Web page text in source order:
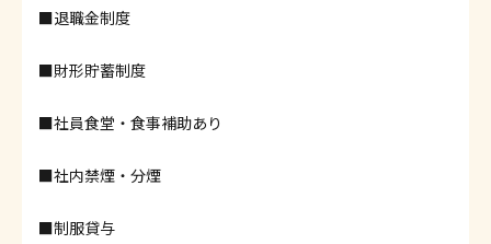
■退職金制度
■財形貯蓄制度
■社員食堂・食事補助あり
■社内禁煙・分煙
■制服貸与